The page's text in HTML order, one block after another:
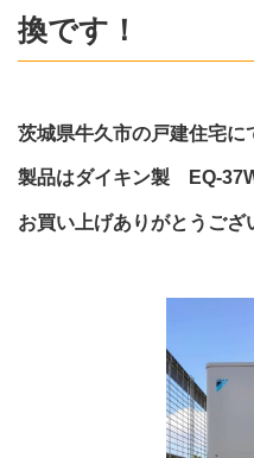
換です！
茨城県牛久市の戸建住宅に
製品はダイキン製 EQ-
お買い上げありがとうござ